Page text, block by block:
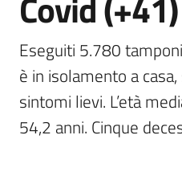
Eseguiti 5.780
è in isolamento a
sintomi lievi. L’età
54,2 anni. Cinque